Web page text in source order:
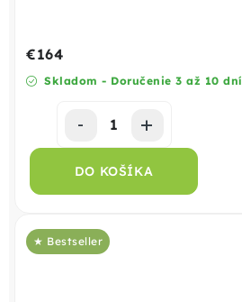
Skladom - Doručenie 3 až 10 dní
€164
DO KOŠÍKA
★ Bestseller